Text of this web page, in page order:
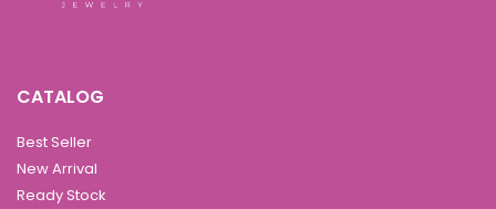
CATALOG
Best Seller
New Arrival
Ready Stock